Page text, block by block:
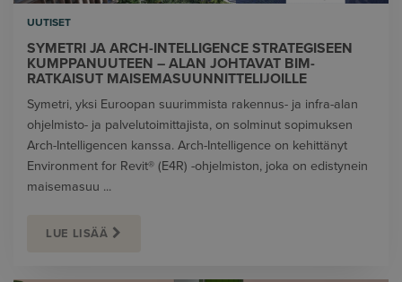
UUTISET
SYMETRI JA ARCH-INTELLIGENCE STRATEGISEEN
KUMPPANUUTEEN – ALAN JOHTAVAT BIM-
RATKAISUT MAISEMASUUNNITTELIJOILLE
Symetri, yksi Euroopan suurimmista rakennus- ja infra-alan
ohjelmisto- ja palvelutoimittajista, on solminut sopimuksen
Arch-Intelligencen kanssa. Arch-Intelligence on kehittänyt
Environment for Revit® (E4R) -ohjelmiston, joka on edistynein
maisemasuu ...
LUE LISÄÄ